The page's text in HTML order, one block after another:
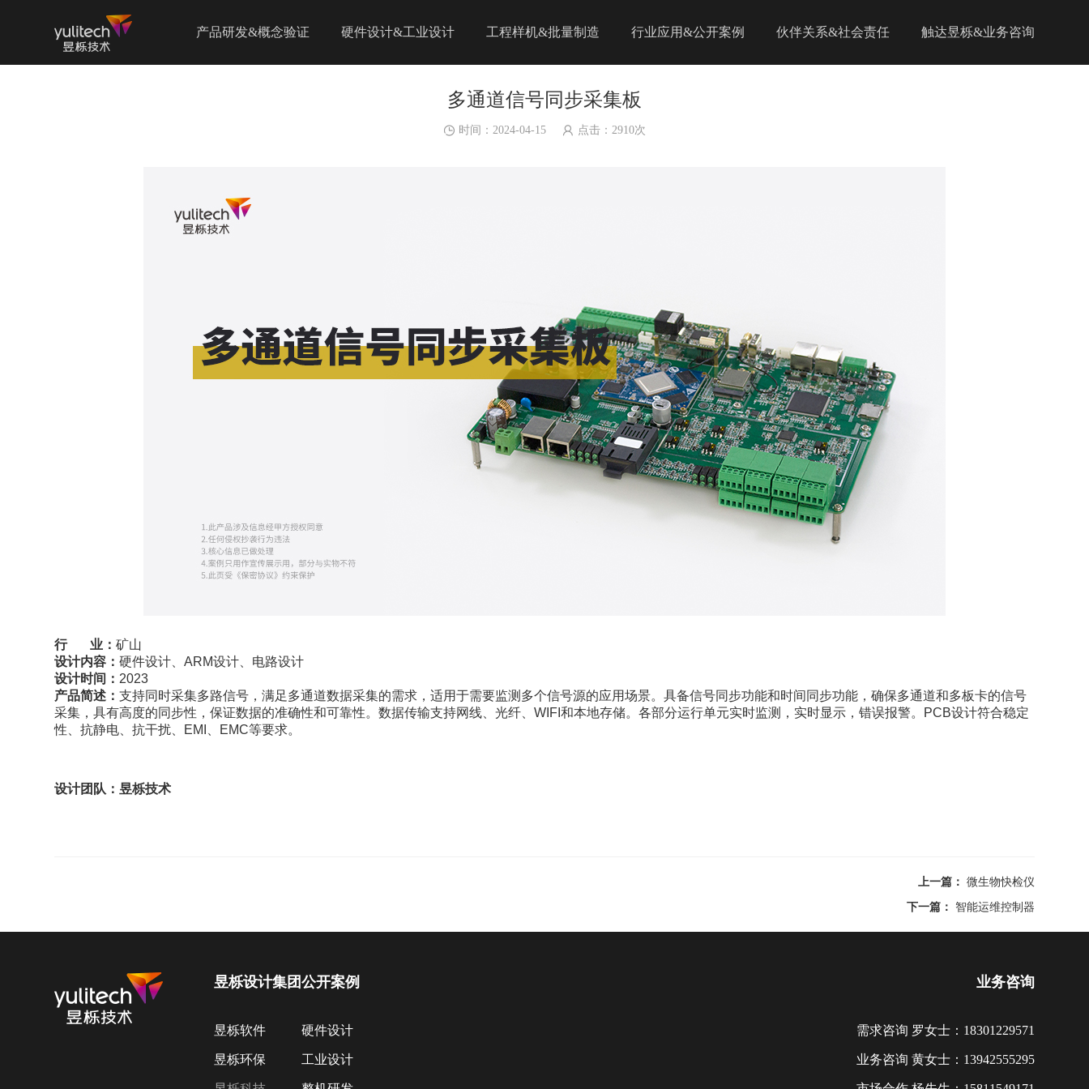
产品研发&概念验证 硬件设计&工业设计 工程样机&批量制造 行业应用&公开案例 伙伴关系&社会责任 触达昱栎&业务咨询
多通道信号同步采集板
时间：2024-04-15 点击： 2910次
行 业：矿山
设计内容：硬件设计、ARM设计、电路设计
设计时间： 2023
产品简述：支持同时采集多路信号，满足多通道数据采集的需求，适用于需要监测多个信号源的应用场景。具备信号同步功能和时间同步功能，确保多通道和多板卡的信号
采集，具有高度的同步性，保证数据的准确性和可靠性。数据传输支持网线、光纤、WIFI和本地存储。各部分运行单元实时监测，实时显示，错误报警。PCB设计符合稳定
性、抗静电、抗干扰、EMI、EMC等要求。
设计团队：昱栎技术
上一篇： 微生物快检仪
下一篇： 智能运维控制器
昱栎设计集团
昱栎软件
昱栎环保
公开案例
硬件设计
工业设计
业务咨询
需求咨询 罗女士：18301229571
业务咨询 黄女士：13942555295